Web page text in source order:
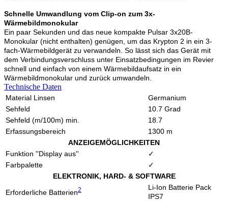
Schnelle Umwandlung vom Clip-on zum 3x-
Wärmebildmonokular
Ein paar Sekunden und das neue kompakte Pulsar 3x20B-
Monokular (nicht enthalten) genügen, um das Krypton 2 in ein 3-
fach-Wärmebildgerät zu verwandeln. So lässt sich das Gerät mit
dem Verbindungsverschluss unter Einsatzbedingungen im Revier
schnell und einfach von einem Wärmebildaufsatz in ein
Wärmebildmonokular und zurück umwandeln.
Technische Daten
Material Linsen
Germanium
Sehfeld
10.7 Grad
Sehfeld (m/100m) min.
18.7
Erfassungsbereich
1300 m
ANZEIGEMÖGLICHKEITEN
Funktion ''Display aus''
✓
Farbpalette
✓
ELEKTRONIK, HARD- & SOFTWARE
Erforderliche Batterien2
Li-Ion Batterie Pack
IPS7